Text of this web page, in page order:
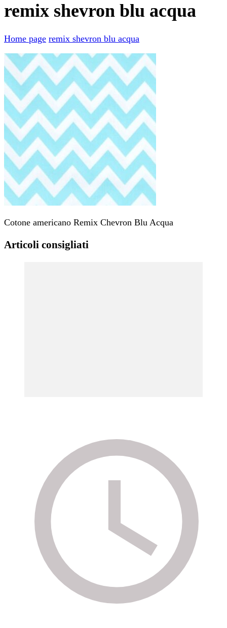
remix shevron blu acqua
Home page remix shevron blu acqua
Cotone americano Remix Chevron Blu Acqua
Articoli consigliati